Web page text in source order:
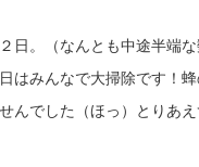
日。（なんとも中途半端
はみんなで大掃除です
んでした（ほっ）とりあ